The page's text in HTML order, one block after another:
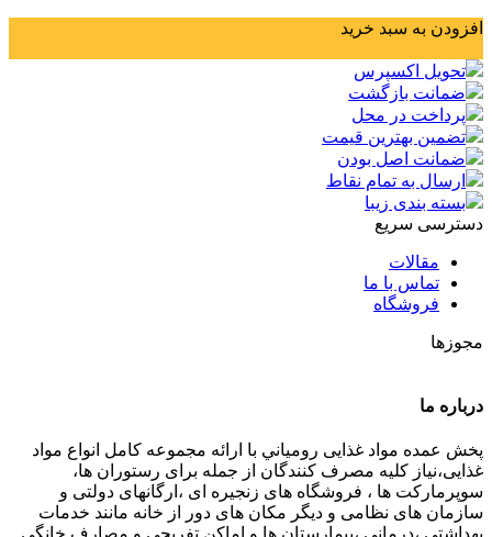
افزودن به سبد خرید
تحویل اکسپرس
ضمانت بازگشت
پرداخت در محل
تضمین بهترین قیمت
ضمانت اصل بودن
ارسال به تمام نقاط
بسته بندی زیبا
دسترسی سریع
مقالات
تماس با ما
فروشگاه
مجوزها
درباره ما
پخش عمده مواد غذایی رومياني با ارائه مجموعه كامل انواع مواد
غذایی،نياز كليه مصرف كنندگان از جمله برای رستوران ها،
سوپرمارکت ها ، فروشگاه های زنجیره ای ،ارگانهای دولتی و
سازمان های نظامی و دیگر مکان های دور از خانه مانند خدمات